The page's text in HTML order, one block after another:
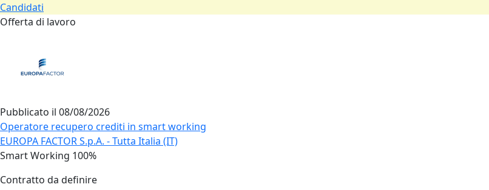
Candidati
Offerta di lavoro
Pubblicato il 08/08/2026
Operatore recupero crediti in smart working
EUROPA FACTOR S.p.A. - Tutta Italia (IT)
Smart Working 100%
Contratto da definire